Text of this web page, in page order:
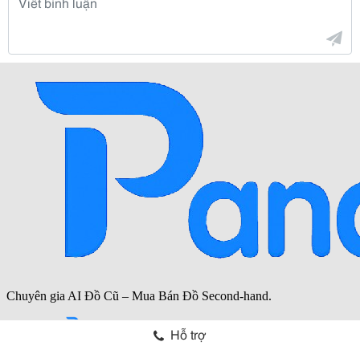
Hỗ trợ